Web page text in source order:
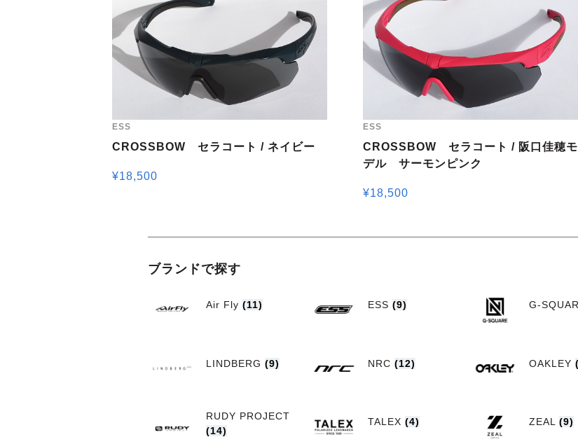
ESS
CROSSBOW セラコート / ネイビー
¥18,500
ESS
CROSSBOW セラコート / 阪口佳穂モ
デル サーモンピンク
¥18,500
ブランドで探す
Air Fly(11) ESS (9) G-
LINDBERG(9) NRC (12) OAKLEY
RUDY PROJECT
(14)
TALEX (4) ZEAL(9)